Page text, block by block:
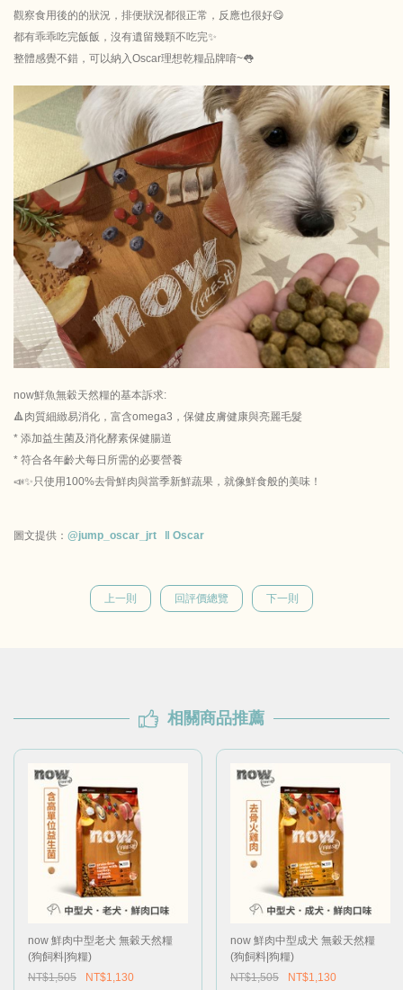
觀察食用後的的狀況，排便狀況都很正常，反應也很好😋
都有乖乖吃完飯飯，沒有遺留幾顆不吃完✨
整體感覺不錯，可以納入Oscar理想乾糧品牌唷~👅
now鮮魚無穀天然糧的基本訴求:
🔺肉質細緻易消化，富含omega3，保健皮膚健康與亮麗毛髮
* 添加益生菌及消化酵素保健腸道
* 符合各年齡犬每日所需的必要營養
📣✨只使用100%去骨鮮肉與當季新鮮蔬果，就像鮮食般的美味！
圖文提供： @jump_oscar_jrt ‖ Oscar
上一則 回評價總覽 下一則
相關商品推薦
now 鮮肉中型老犬 無穀天然糧
(狗飼料|狗糧)
NT$1,505
NT$1,130
now 鮮肉中型成犬 無穀天然糧
(狗飼料|狗糧)
NT$1,505
NT$1,130